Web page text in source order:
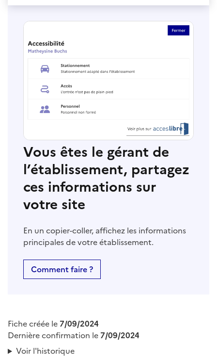
Vous êtes le gérant de
l’établissement, partagez
ces informations sur
votre site
En un copier-coller, affichez les informations
principales de votre établissement.
Comment faire ?
Fiche créée le 7/09/2024
Dernière confirmation le 7/09/2024
Voir l'historique